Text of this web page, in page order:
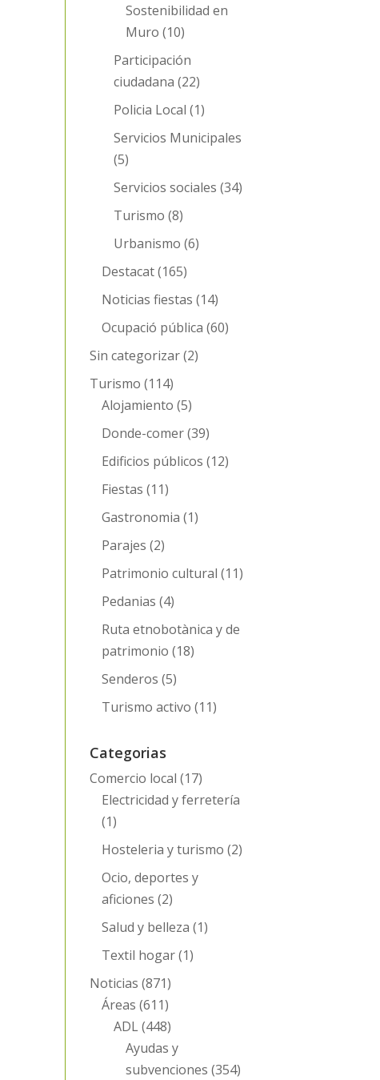
Sostenibilidad en
Muro (10)
Participación
ciudadana (22)
Policia Local (1)
Servicios Municipales
(5)
Servicios sociales (34)
Turismo (8)
Urbanismo (6)
Destacat(165)
Noticias fiestas (14)
Ocupació pública (60)
Sin categorizar(2)
Turismo (114)
Alojamiento (5)
Donde-comer(39)
Edificios públicos (12)
Fiestas (11)
Gastronomia (1)
Parajes (2)
Patrimonio cultural (11)
Pedanias (4)
Ruta etnobotànica y de
patrimonio (18)
Senderos (5)
Turismo activo (11)
Categorias
Comercio local (17)
Electricidad y ferretería
(1)
Hosteleria y turismo (2)
Ocio, deportes y
aficiones (2)
Salud y belleza (1)
Textil hogar(1)
Noticias (871)
Áreas (611)
ADL(448)
Ayudas y
subvenciones (354)